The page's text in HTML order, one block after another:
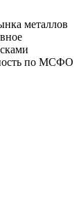
металлов
по МСФО